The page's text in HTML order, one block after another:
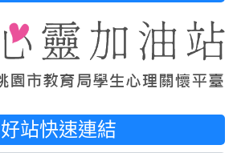
好站快速連結